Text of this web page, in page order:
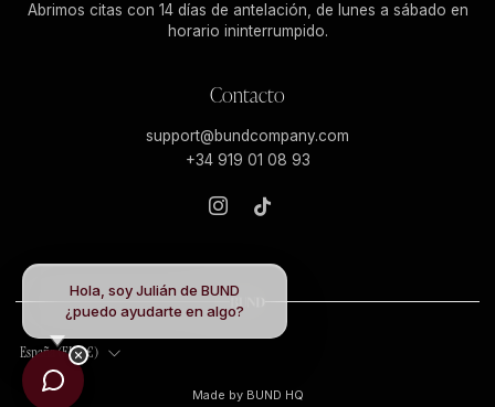
Abrimos citas con 14 días de antelación, de lunes a sábado en
horario ininterrumpido.
Contacto
support@bundcompany.com
+34 919 01 08 93
País España (EUR €)
Made byBUND HQ
Hola, soy Julián de BUND
¿puedo ayudarte en algo?